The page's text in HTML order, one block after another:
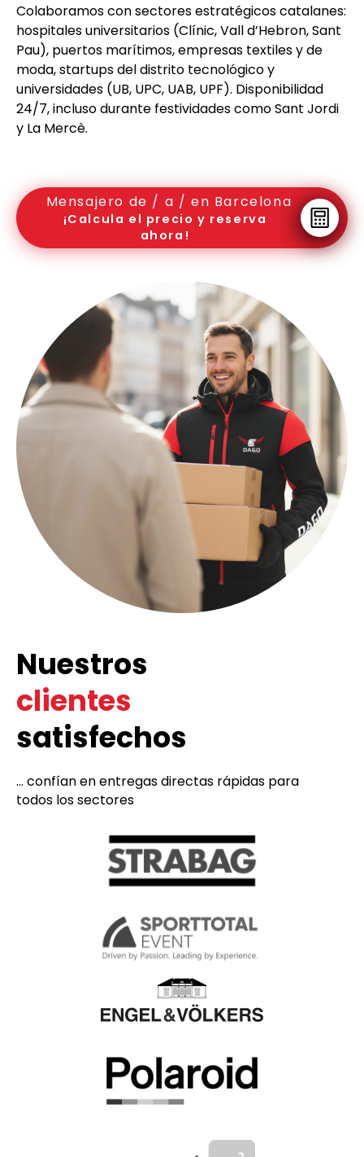
Colaboramos con sectores estratégicos catalanes:
hospitales universitarios (Clínic, Vall d’Hebron, Sant
Pau), puertos marítimos, empresas textiles y de
moda, startups del distrito tecnológico y
universidades (UB, UPC, UAB, UPF). Disponibilidad
24/7, incluso durante festividades como Sant Jordi
y La Mercè.
Mensajero de / a / en Barcelona
¡Calcula el precio y reserva
ahora!
Nuestros
clientes
satisfechos
... confían en entregas directas rápidas para
todos los sectores